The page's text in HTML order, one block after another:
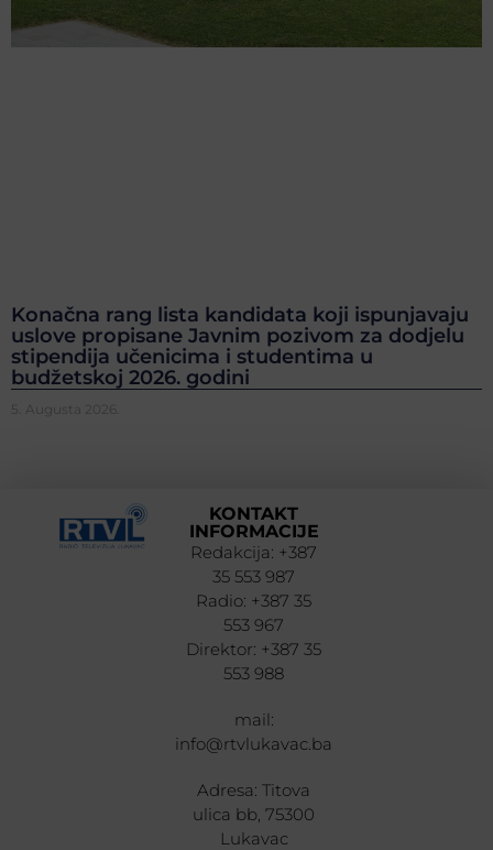
Konačna rang lista kandidata koji ispunjavaju
uslove propisane Javnim pozivom za dodjelu
stipendija učenicima i studentima u
budžetskoj 2026. godini
5. Augusta 2026.
KONTAKT
INFORMACIJE
Redakcija: +387
35 553 987
Radio: +387 35
553 967
Direktor: +387 35
553 988
mail:
info@rtvlukavac.ba
Adresa: Titova
ulica bb, 75300
Lukavac